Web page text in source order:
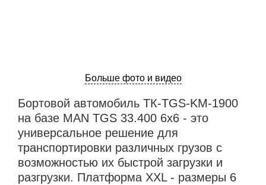
Больше фото и видео
Бортовой автомобиль ТК-TGS-KM-1900
на базе MAN TGS 33.400 6x6 - это
универсальное решение для
транспортировки различных грузов с
возможностью их быстрой загрузки и
разгрузки. Платформа XXL - размеры 6